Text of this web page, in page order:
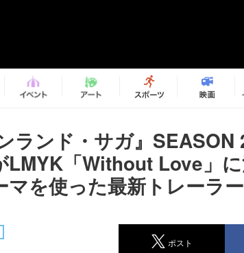
ランド・サガ』SEASON
LMYK「Without Love」
マを使った最新トレーラ
ポスト